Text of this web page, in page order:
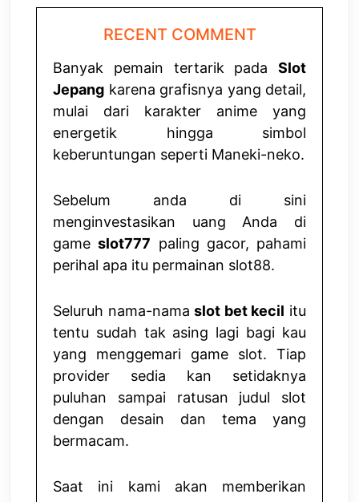
RECENT COMMENT
Banyak pemain tertarik pada Slot
Jepang karena grafisnya yang detail,
mulai dari karakter anime yang
energetik hingga simbol
keberuntungan seperti Maneki-neko.
Sebelum anda di sini
menginvestasikan uang Anda di
gameslot777 paling gacor, pahami
perihal apa itu permainan slot88.
Seluruh nama-namaslot bet kecil itu
tentu sudah tak asing lagi bagi kau
yang menggemari game slot. Tiap
provider sedia kan setidaknya
puluhan sampai ratusan judul slot
dengan desain dan tema yang
bermacam.
Saat ini kami akan memberikan